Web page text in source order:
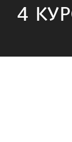
4